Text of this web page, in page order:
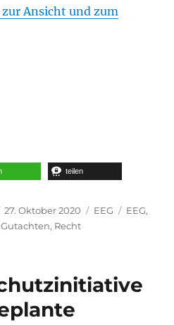
Ansicht und zum
teilen
Veröffentlicht
am
27. Oktober 2020 Kategorien
EEG EEG,
Gutachten, Recht